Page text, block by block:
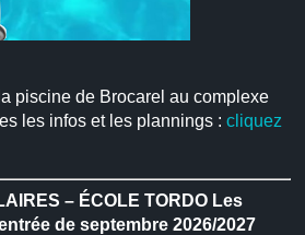
piscine de Brocarel au complexe
les infos et les plannings :cliquez
– ÉCOLE TORDO Les
de septembre 2026/2027